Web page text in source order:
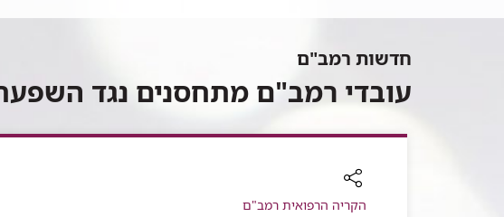
חדשות רמב"ם
עובדי רמב"ם מתחסנים נגד
רכיב
הקריה הרפואית רמב"ם